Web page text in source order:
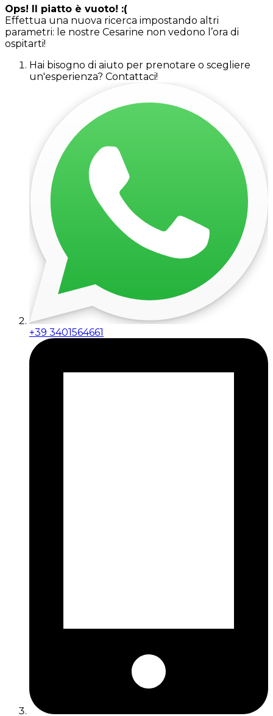
Ops! Il piatto è vuoto! :(
Effettua una nuova ricerca impostando altri
parametri: le nostre Cesarine non vedono l’ora di
ospitarti!
Hai bisogno di aiuto per prenotare o scegliere
un'esperienza? Contattaci!
+39 3401564661